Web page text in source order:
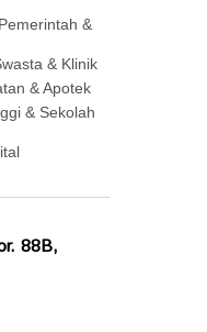
&
& Klinik
& Apotek
& Sekolah
88B,